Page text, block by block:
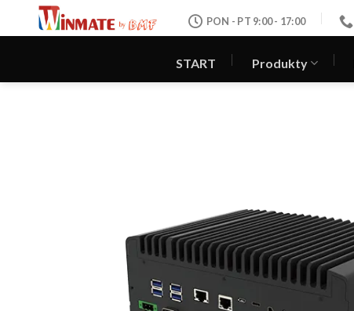
PON - PT 9:00 - 17:00
START Produkty